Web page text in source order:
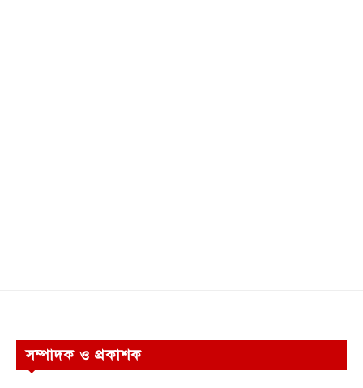
সম্পাদক ও প্রকাশক